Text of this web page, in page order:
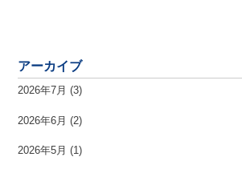
アーカイブ
2026年7月 (3)
2026年6月 (2)
2026年5月 (1)